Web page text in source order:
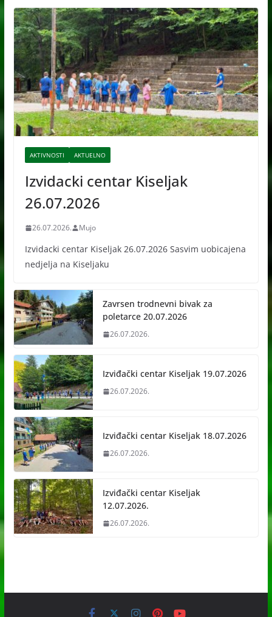
v
e
AKTIVNOSTI AKTUELNO
Izvidacki centar Kiseljak
26.07.2026
26.07.2026. Mujo
Izvidacki centar Kiseljak 26.07.2026 Sasvim uobicajena
nedjelja na Kiseljaku
Zavrsen trodnevni bivak za
poletarce 20.07.2026
26.07.2026.
Izviđački centar Kiseljak 19.07.2026
26.07.2026.
Izviđački centar Kiseljak 18.07.2026
26.07.2026.
Izviđački centar Kiseljak
12.07.2026.
26.07.2026.